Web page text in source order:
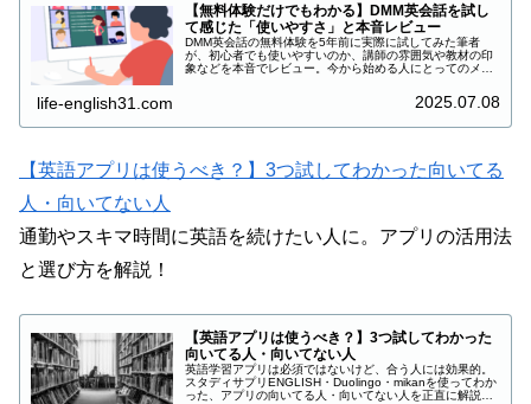
【無料体験だけでもわかる】DMM英会話を試し
て感じた「使いやすさ」と本音レビュー
DMM英会話の無料体験を5年前に実際に試してみた筆者
が、初心者でも使いやすいのか、講師の雰囲気や教材の印
象などを本音でレビュー。今から始める人にとってのメリ
life-english31.com 2025.07.08
【英語アプリは使うべき？】3つ試してわかった向いてる
人・向いてない人
通勤やスキマ時間に英語を続けたい人に。アプリの活用法
と選び方を解説！
【英語アプリは使うべき？】3つ試してわかった
向いてる人・向いてない人
英語学習アプリは必須ではないけど、合う人には効果的。
スタディサプリENGLISH・Duolingo・mikanを使ってわか
った、アプリの向いてる人・向いてない人を正直に解説し